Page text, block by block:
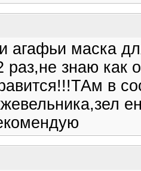
агафьи маска
знаю как
в